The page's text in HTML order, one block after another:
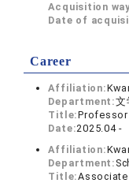
Acquisition
Date of
Career
Affiliation:
Department:文
Title:Professor
Date:2025.04 -
Affiliation:
Department:
Title: